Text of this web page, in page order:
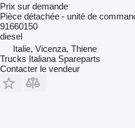
Prix sur demande
Pièce détachée - unité de
91660150
diesel
Italie, Vicenza, Thiene
Trucks Italiana Spareparts
Contacter le vendeur